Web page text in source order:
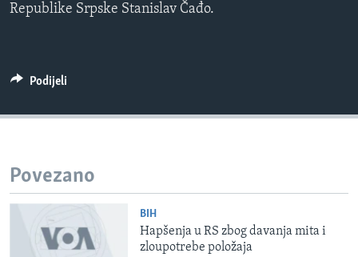
Republike Srpske Stanislav Čađo.
Podijeli
Povezano
BIH
Hapšenja u RS zbog davanja mita i
zloupotrebe položaja